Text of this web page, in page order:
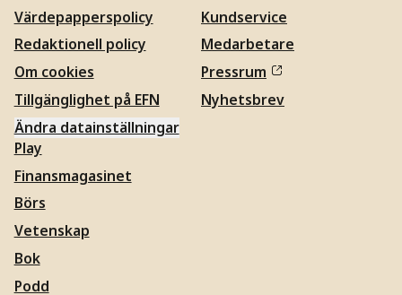
Värdepapperspolicy
Redaktionell policy
Om cookies
Tillgänglighet på EFN
Ändra datainställningar
Kundservice
Medarbetare
Pressrum
Nyhetsbrev
Play
Finansmagasinet
Börs
Vetenskap
Bok
Podd